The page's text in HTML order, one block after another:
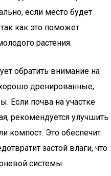
если место будет
как это поможет
растения.
обратить внимание на
дренированные,
Если почва на участке
рекомендуется улучшить
компост. Это обеспечит
застой влаги, что
системы.